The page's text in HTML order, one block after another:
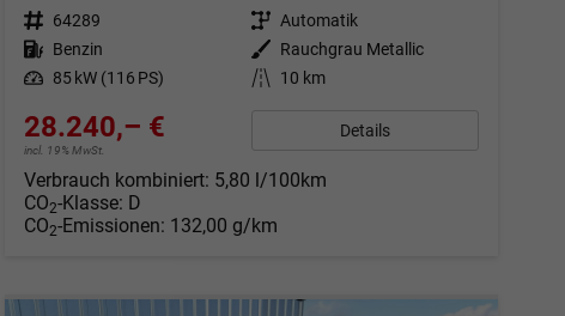
Fahrzeugnr. 64289 Getriebe Automatik
Kraftstoff Benzin Außenfarbe
Rauchgrau Metallic
Leistung 85 kW (116 PS) Kilometerstand 10 km
28.240,– €
incl. 19% MwSt.
Details
Verbrauch kombiniert: 5,80 l/100km
CO2-Klasse: D
CO2-Emissionen: 132,00 g/km